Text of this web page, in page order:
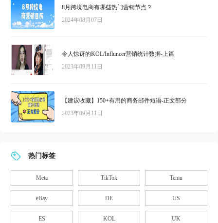
8月跨境电商有哪些热门营销节点？
2024年08月07日
令人惊讶的KOL/Influncer营销统计数据-上篇
2023年09月11日
【建议收藏】150+有用的商务邮件短语-正文部分
2023年09月11日
热门标签
Meta TikTok Temu
eBay DE US
ES KOL UK